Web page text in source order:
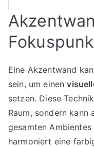
Eine Akzentwand
sein, um einen
setzen. Diese
Raum, sondern
gesamten
harmoniert eine